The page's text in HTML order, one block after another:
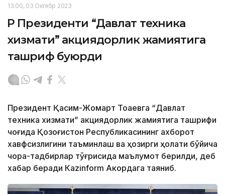
13:00, 03 Октябр 2023
ҚР Президенти “Давлат техника
хизмати” акциядорлик жамиятига
ташриф буюрди
Президент Қасим-Жомарт Тоқаевга “Давлат
техника хизмати” акциядорлик жамиятига ташрифи
чоғида Қозоғистон Республикасининг ахборот
хавфсизлигини таъминлаш ва ҳозирги ҳолати бўйича
чора-тадбирлар тўғрисида маълумот берилди, деб
хабар беради Каzinform Акордага таяниб.